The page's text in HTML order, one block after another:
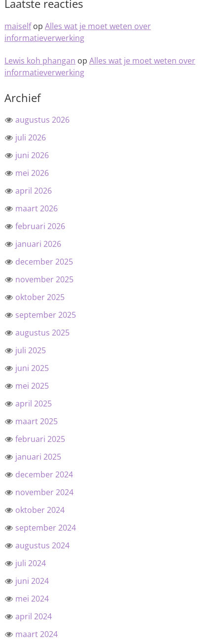
Laatste reacties
maiselfop Alles wat je moet weten over
informatieverwerking
Lewis koh phangan op Alles wat je moet weten over
informatieverwerking
Archief
augustus 2026
juli 2026
juni 2026
mei 2026
april 2026
maart 2026
februari 2026
januari 2026
december 2025
november 2025
oktober 2025
september 2025
augustus 2025
juli 2025
juni 2025
mei 2025
april 2025
maart 2025
februari 2025
januari 2025
december 2024
november 2024
oktober 2024
september 2024
augustus 2024
juli 2024
juni 2024
mei 2024
april 2024
maart 2024